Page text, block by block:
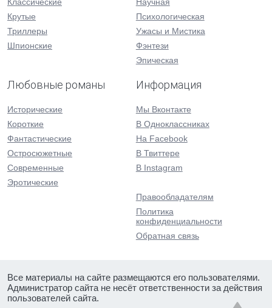
Крутые
Триллеры
Шпионские
Психологическая
Ужасы и Мистика
Фэнтези
Эпическая
Любовные романы
Исторические
Короткие
Фантастические
Остросюжетные
Современные
Эротические
Информация
Мы Вконтакте
В Одноклассниках
На Facebook
В Твиттере
В Instagram
Правообладателям
Политика
конфиденциальности
Обратная связь
Все материалы на сайте размещаются его пользователями.
Администратор сайта не несёт ответственности за действия
пользователей сайта.